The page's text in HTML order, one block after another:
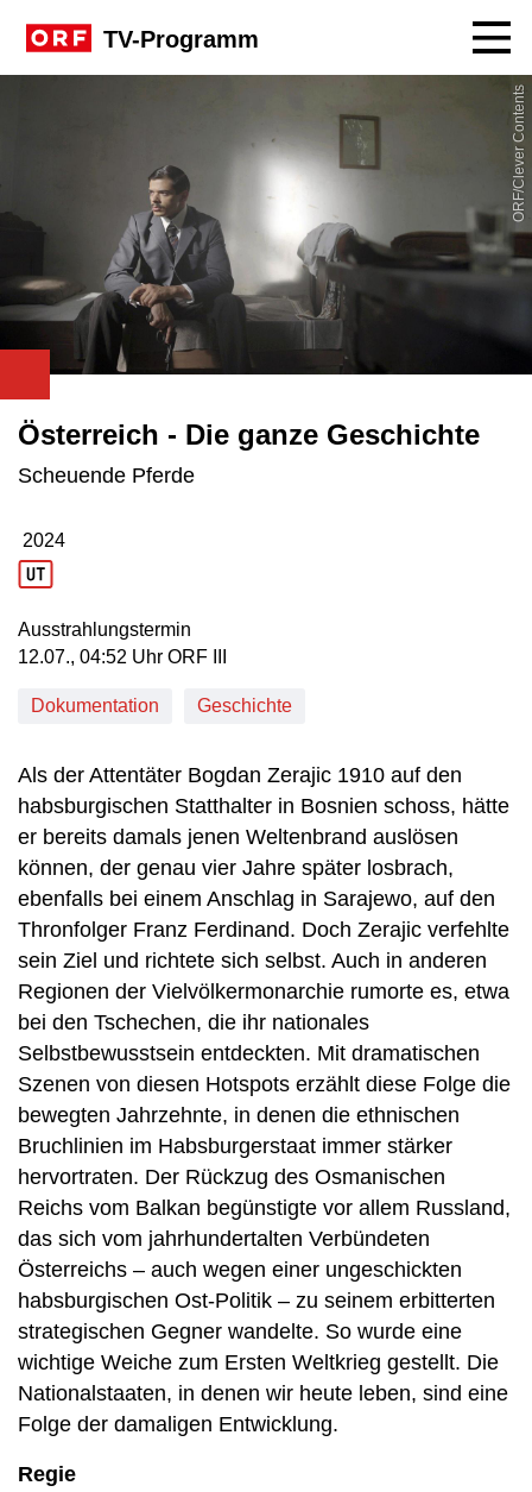
TV-Programm
ORF/Clever Contents
Österreich - Die ganze Geschichte
Scheuende Pferde
Produktionsjahr: 2024
2024
Ausstrahlungstermin
12. Juli, 04:52 Uhr in ORF III
12.07., 04:52 Uhr ORF III
Dokumentation Geschichte
Als der Attentäter Bogdan Zerajic 1910 auf den
habsburgischen Statthalter in Bosnien schoss, hätte
er bereits damals jenen Weltenbrand auslösen
können, der genau vier Jahre später losbrach,
ebenfalls bei einem Anschlag in Sarajewo, auf den
Thronfolger Franz Ferdinand. Doch Zerajic verfehlte
sein Ziel und richtete sich selbst. Auch in anderen
Regionen der Vielvölkermonarchie rumorte es, etwa
bei den Tschechen, die ihr nationales
Selbstbewusstsein entdeckten. Mit dramatischen
Szenen von diesen Hotspots erzählt diese Folge die
bewegten Jahrzehnte, in denen die ethnischen
Bruchlinien im Habsburgerstaat immer stärker
hervortraten. Der Rückzug des Osmanischen
Reichs vom Balkan begünstigte vor allem Russland,
das sich vom jahrhundertalten Verbündeten
Österreichs – auch wegen einer ungeschickten
habsburgischen Ost-Politik – zu seinem erbitterten
strategischen Gegner wandelte. So wurde eine
wichtige Weiche zum Ersten Weltkrieg gestellt. Die
Nationalstaaten, in denen wir heute leben, sind eine
Folge der damaligen Entwicklung.
Regie